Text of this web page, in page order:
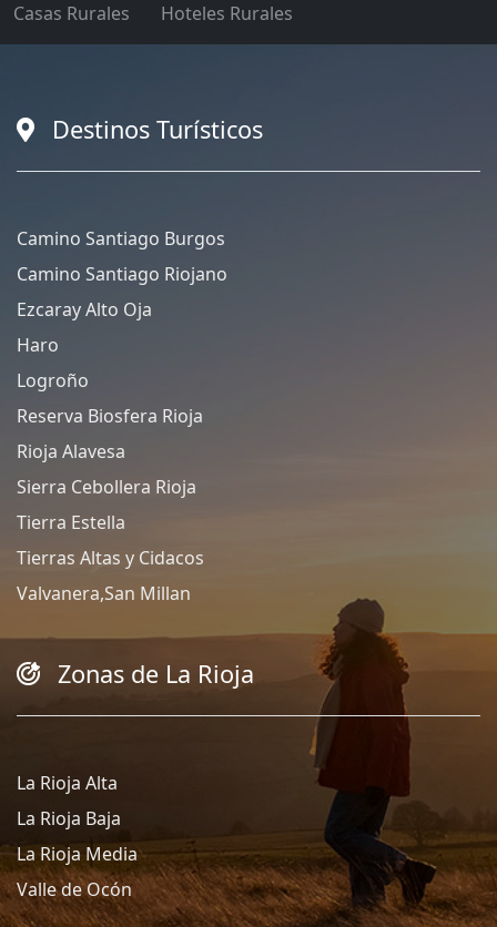
Casas Rurales Hoteles Rurales
Destinos Turísticos
Camino Santiago Burgos
Camino Santiago Riojano
Ezcaray Alto Oja
Haro
Logroño
Reserva Biosfera Rioja
Rioja Alavesa
Sierra Cebollera Rioja
Tierra Estella
Tierras Altas y Cidacos
Valvanera,San Millan
Zonas de La Rioja
La Rioja Alta
La Rioja Baja
La Rioja Media
Valle de Ocón